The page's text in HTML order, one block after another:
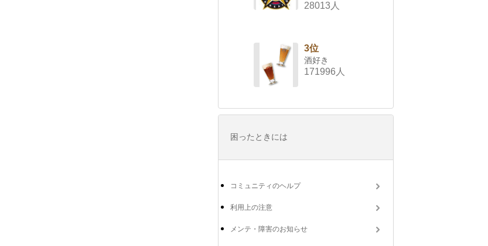
28013人
3位
酒好き
171996人
困ったときには
コミュニティのヘルプ
利用上の注意
メンテ・障害のお知らせ